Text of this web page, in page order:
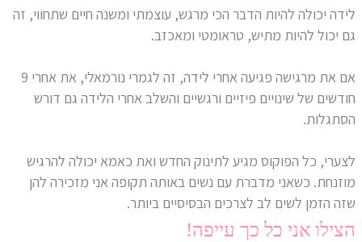
לידה יכולה להיות הדבר הכי מרגש, עוצמתי ומשנה חיים שתחווי, זה
גם יכול להיות מתיש, טראומטי ומאכזב.
אם את מרגישה פגיעה אחרי לידה, זה לגמרי נורמאלי, את אחרי 9
חודשים של שינויים פיזיים ורגשיים והשלב אחרי הלידה גם דורש
הסתגלות.
לצערי, כל הפוקוס מגיע לתינוק החדש ואת כאמא יכולה להרגיש
מוזנחת. כשאני מדברת עם נשים באותה תקופה אני מזכירה להן
שזה הזמן לשים לב לצרכים הבסיסיים ביותר.
הצילו אני כל כך עייפה!